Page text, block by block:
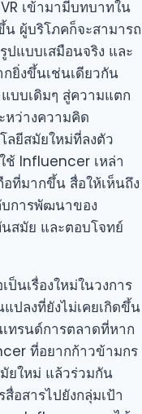
เข้ามามีบทบาทใน
ผู้บริโภคก็จะสามารถ
ปแบบเสมือนจริง และ
ยิ่งขึ้นเช่นเดียวกัน
บบเดิมๆ สู่ความแตก
หว่างความคิด
ลยีสมัยใหม่ที่ลงตัว
ช้ Influencer เหล่า
มากขึ้น สื่อให้เห็นถึง
การพัฒนาของ
สมัย และตอบโจทย์
ป็นเรื่องใหม่ในวงการ
ปลงที่ยังไม่เคยเกิดขึ้น
ทรนด์การตลาดที่หาก
ที่อยากก้าวข้ามกร
ยใหม่ แล้วร่วมกัน
อสารไปยังกลุ่มเป้า